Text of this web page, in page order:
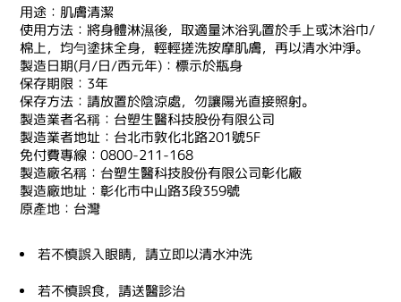
用途：肌膚清潔
使用方法：將身體淋濕後，取適量沐浴乳置於手上或沐浴巾/
棉上，均勻塗抹全身，輕輕搓洗按摩肌膚，再以清水沖淨。
製造日期(月/日/西元年)：標示於瓶身
保存期限：3年
保存方法：請放置於陰涼處，勿讓陽光直接照射。
製造業者名稱：台塑生醫科技股份有限公司
製造業者地址：台北市敦化北路201號5F
免付費專線：0800-211-168
製造廠名稱：台塑生醫科技股份有限公司彰化廠
製造廠地址：彰化市中山路3段359號
原產地：台灣
若不慎誤入眼睛，請立即以清水沖洗
若不慎誤食，請送醫診治